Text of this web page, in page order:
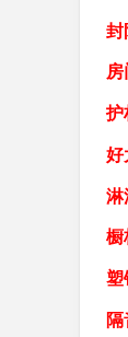
封
护
好
塑
隔